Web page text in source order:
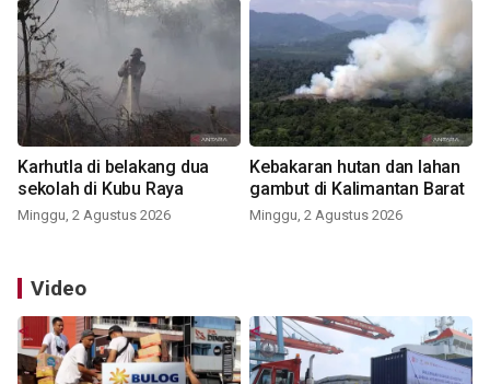
Karhutla di belakang dua
sekolah di Kubu Raya
Minggu, 2 Agustus 2026
Kebakaran hutan dan lahan
gambut di Kalimantan Barat
Minggu, 2 Agustus 2026
Video